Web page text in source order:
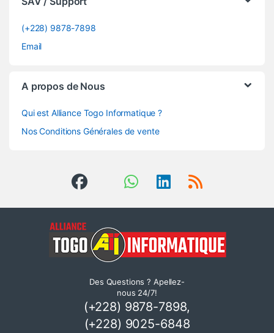
(+228) 9878-7898
Email
A propos de Nous
Qui est Alliance Togo Informatique ?
Nos Conditions Générales de vente
Des Questions ? Apellez-
nous 24/7!
(+228) 9878-7898,
(+228) 9025-6848